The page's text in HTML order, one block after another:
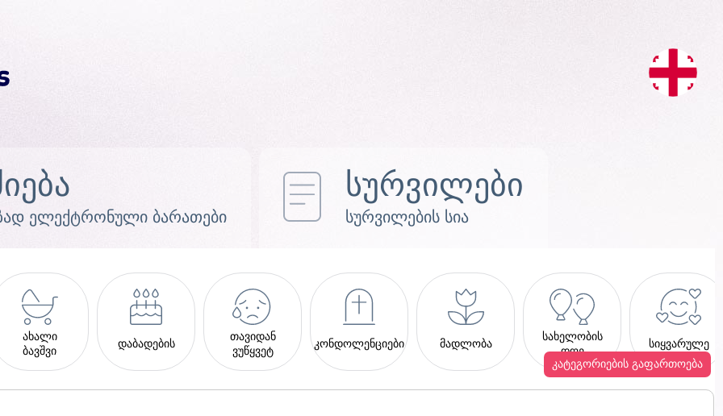
ელექტრონული ბარათები
სურვილები
სურვილების სია
ახალი
ბავშვი
დაბადების
თავიდან
ვუწყვეტ
კონდოლენციები მადლობა
სახელობის
დღე
სიყვარულე
კატეგორიების გაფართოება